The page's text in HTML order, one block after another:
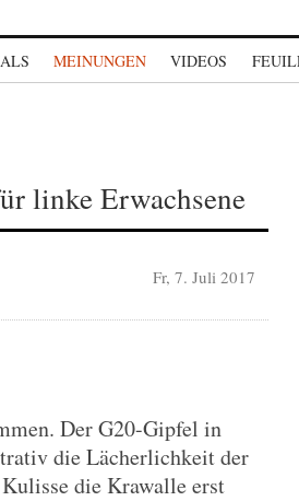
MEINUNGEN VIDEOS
linke Erwachsene
Fr, 7. Juli 2017
Der G20-Gipfel in
die Lächerlichkeit der
die Krawalle erst